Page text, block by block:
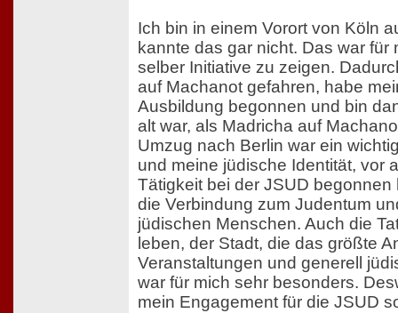
Ich bin in einem Vorort von Köln
kannte das gar nicht. Das war für
selber Initiative zu zeigen.
auf Machanot gefahren, habe
Ausbildung begonnen und bin
alt war, als Madricha auf
Umzug nach Berlin war ein
und meine jüdische Identität, vor
Tätigkeit bei der JSUD begonnen
die Verbindung zum Judentum
jüdischen Menschen. Auch die
leben, der Stadt, die das größte
Veranstaltungen und generell
war für mich sehr besonders.
mein Engagement für die JSUD